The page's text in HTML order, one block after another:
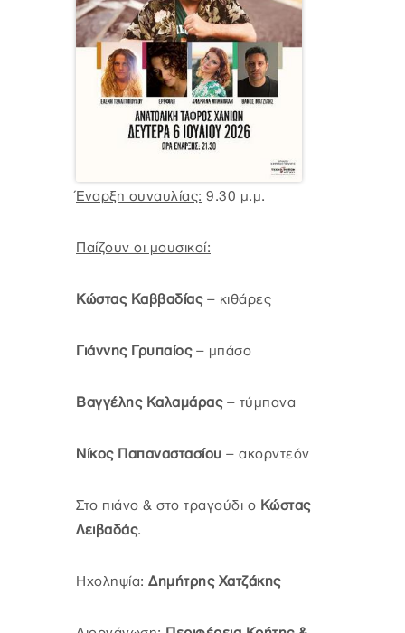
Έναρξη συναυλίας: 9.30 μ.μ.
Παίζουν οι μουσικοί:
Κώστας Καββαδίας– κιθάρες
Γιάννης Γρυπαίος– μπάσο
Βαγγέλης Καλαμάρας– τύμπανα
Νίκος Παπαναστασίου – ακορντεόν
Στο πιάνο & στο τραγούδι ο Κώστας
Λειβαδάς.
Ηχοληψία: Δημήτρης Χατζάκης